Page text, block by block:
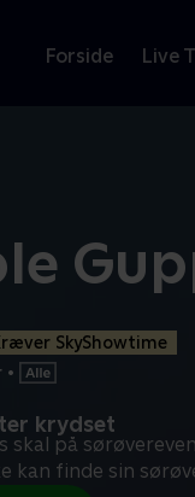
Forside Live
SkyShowtime
•
krydset
skal på
kan finde sin